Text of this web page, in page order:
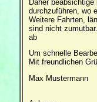
Daher
durchzuführen, wo
Weitere Fahrten,
sind nicht
ab
Um schnelle
Mit freundlichen
Max Mustermann